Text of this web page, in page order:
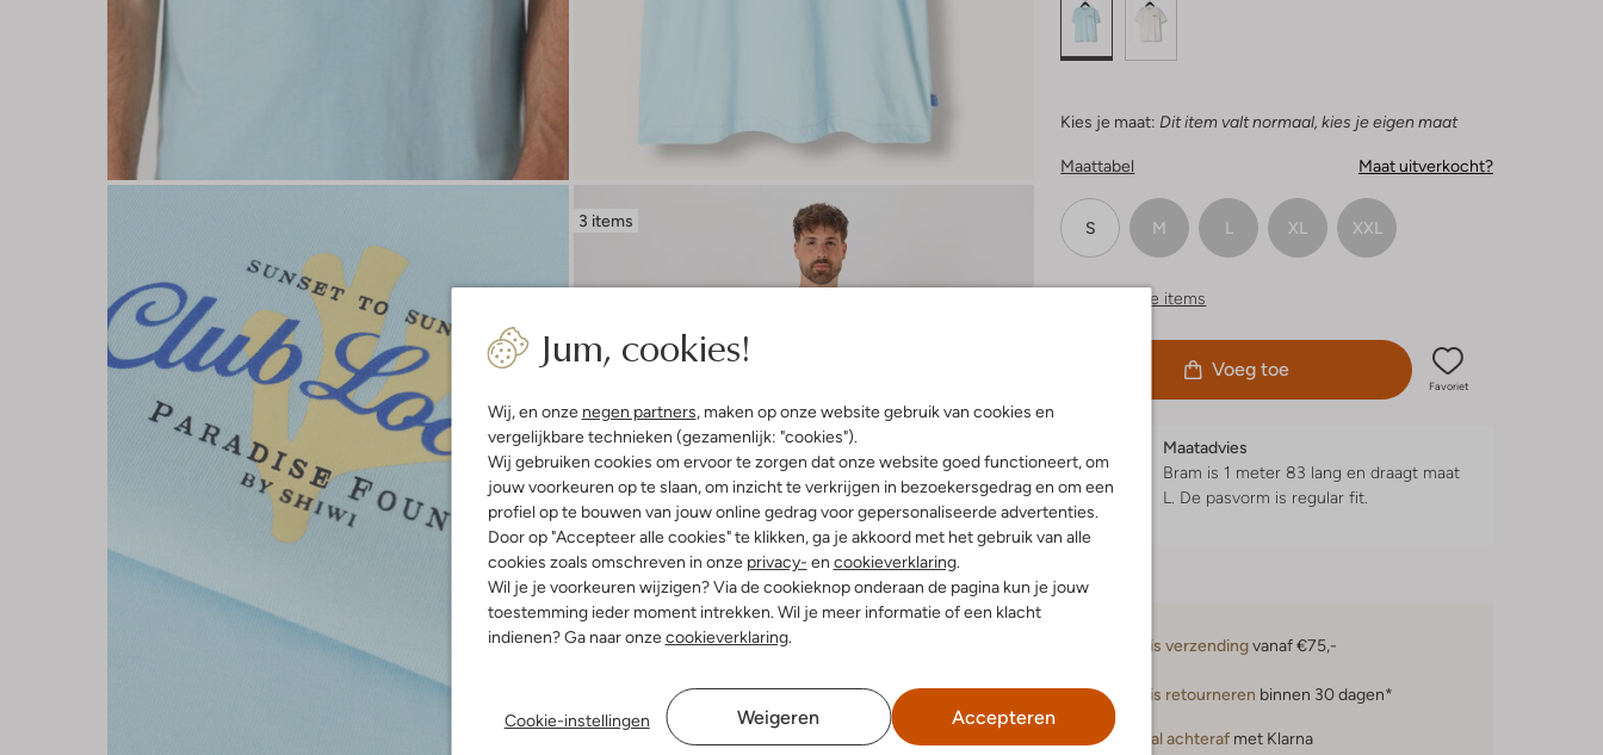
Jum, cookies!
Wij, en onze negen partners, maken op onze website gebruik van cookies en
vergelijkbare technieken (gezamenlijk: "cookies").
Wij gebruiken cookies om ervoor te zorgen dat onze website goed functioneert, om
jouw voorkeuren op te slaan, om inzicht te verkrijgen in bezoekersgedrag en om een
profiel op te bouwen van jouw online gedrag voor gepersonaliseerde advertenties.
Door op "Accepteer alle cookies" te klikken, ga je akkoord met het gebruik van alle
cookies zoals omschreven in onze privacy- en cookieverklaring.
Wil je je voorkeuren wijzigen? Via de cookieknop onderaan de pagina kun je jouw
toestemming ieder moment intrekken. Wil je meer informatie of een klacht
indienen? Ga naar onzecookieverklaring.
Cookie-instellingen Weigeren Accepteren
3 items
Kies je maat: Dit item valt normaal, kies je eigen maat
Maattabel Maat uitverkocht?
S M L XL XXL
Vergelijkbare items
Voeg toe
Favoriet
Maatadvies
Bram is 1 meter 83 lang en draagt maat
L. De pasvorm is regular fit.
Gratis verzendingvanaf €75,-
Gratis retourneren binnen 30 dagen*
Betaal achteraf met Klarna